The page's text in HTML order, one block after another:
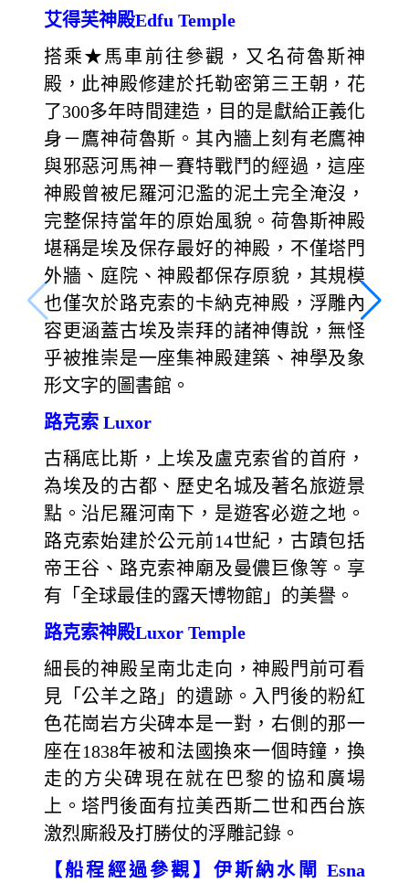
艾得芙神殿Edfu Temple
搭乘★馬車前往參觀，又名荷魯斯神
殿，此神殿修建於托勒密第三王朝，花
了300多年時間建造，目的是獻給正義化
身－鷹神荷魯斯。其內牆上刻有老鷹神
與邪惡河馬神－賽特戰鬥的經過，這座
神殿曾被尼羅河氾濫的泥土完全淹沒，
完整保持當年的原始風貌。荷魯斯神殿
堪稱是埃及保存最好的神殿，不僅塔門
外牆、庭院、神殿都保存原貌，其規模
也僅次於路克索的卡納克神殿，浮雕內
容更涵蓋古埃及崇拜的諸神傳說，無怪
乎被推崇是一座集神殿建築、神學及象
形文字的圖書館。
路克索 Luxor
古稱底比斯，上埃及盧克索省的首府，
為埃及的古都、歷史名城及著名旅遊景
點。沿尼羅河南下，是遊客必遊之地。
路克索始建於公元前14世紀，古蹟包括
帝王谷、路克索神廟及曼儂巨像等。享
有「全球最佳的露天博物館」的美譽。
路克索神殿Luxor Temple
細長的神殿呈南北走向，神殿門前可看
見「公羊之路」的遺跡。入門後的粉紅
色花崗岩方尖碑本是一對，右側的那一
座在1838年被和法國換來一個時鐘，換
走的方尖碑現在就在巴黎的協和廣場
上。塔門後面有拉美西斯二世和西台族
激烈廝殺及打勝仗的浮雕記錄。
【船程經過參觀】伊斯納水閘 Esna